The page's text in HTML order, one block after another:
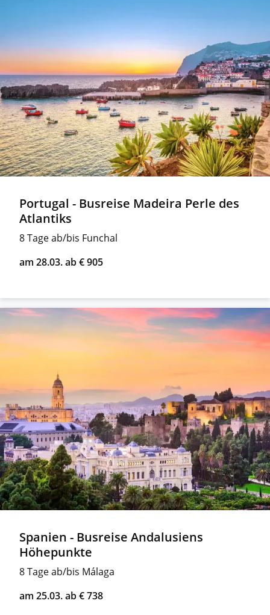
Portugal - Busreise Madeira Perle des
Atlantiks
8 Tage ab/bis Funchal
am 28.03. ab € 905
Spanien - Busreise Andalusiens
Höhepunkte
8 Tage ab/bis Málaga
am 25.03. ab € 738